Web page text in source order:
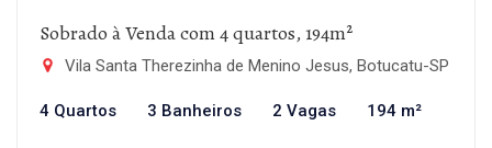
Sobrado à Venda com 4 quartos, 194m²
Vila Santa Therezinha de Menino Jesus, Botucatu-SP
4 Quartos 3 Banheiros 2 Vagas 194 m²